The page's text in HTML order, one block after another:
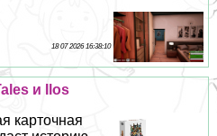
18 07 2026 16:38:10
и Ilos
карточная